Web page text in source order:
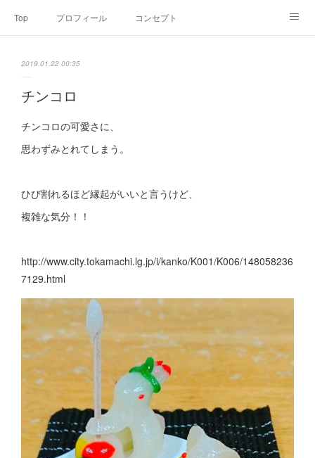
Top プロフィール コンセプト
SNS
2019.01.22 00:35
チンコロ
チンコロの可愛さに、
思わずみとれてしまう。
ひび割れるほど縁起がいいと言うけど、
複雑な気分！！
http://www.city.tokamachi.lg.jp/i/kanko/K001/K006/148058236
7129.html